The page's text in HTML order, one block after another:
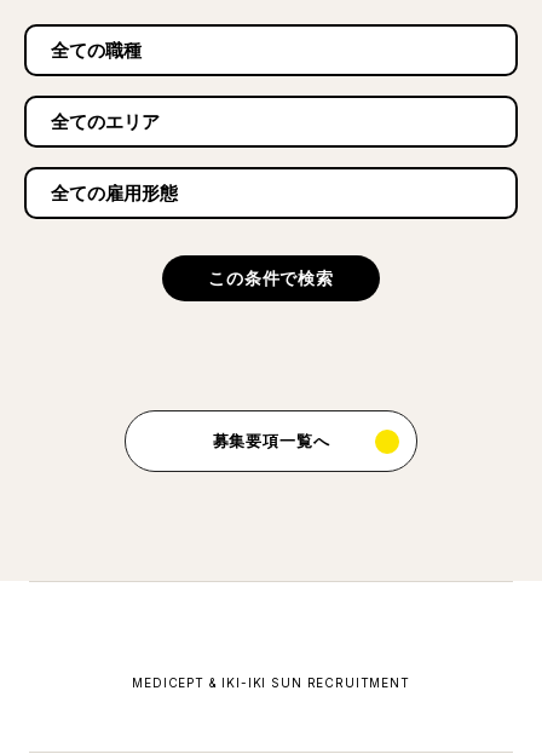
この条件で検索
募集要項一覧へ
MEDICEPT & IKI-IKI SUN RECRUITMENT